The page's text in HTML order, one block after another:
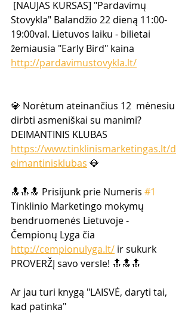
Stovykla" Balandžio 22 dieną 11:00-
19:00val. Lietuvos laiku - bilietai
žemiausia "Early Bird" kaina
http://pardavimustovykla.lt/
💎 Norėtum ateinančius 12  mėnesiu
dirbti asmeniškai su manimi?
DEIMANTINIS KLUBAS
https://www.tinklinismarketingas.lt/d
eimantinisklubas 💎
🔝🔝🔝 Prisijunk prie Numeris #1
Tinklinio Marketingo mokymų
bendruomenės Lietuvoje -
Čempionų Lyga čia
http://cempionulyga.lt/ ir sukurk
PROVERŽĮ savo versle! 🔝🔝🔝
Ar jau turi knygą "LAISVĖ, daryti tai,
kad patinka"